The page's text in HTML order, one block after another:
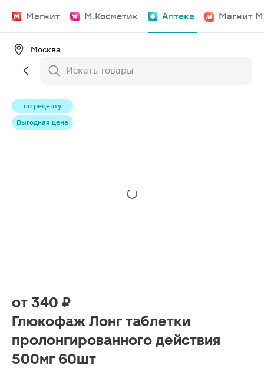
Магнит М.Косметик Аптека Магнит
Москва
по рецепту
Выгодная цена
от 340 ₽
Глюкофаж Лонг таблетки
пролонгированного действия
500мг 60шт